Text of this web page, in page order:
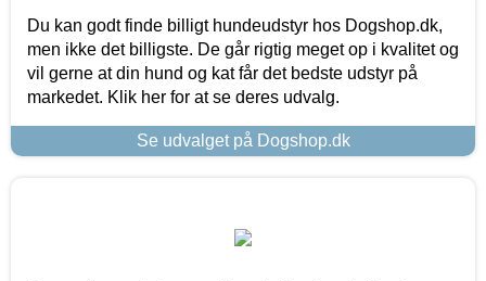
Du kan godt finde billigt hundeudstyr hos Dogshop.dk,
men ikke det billigste. De går rigtig meget op i kvalitet og
vil gerne at din hund og kat får det bedste udstyr på
markedet. Klik her for at se deres udvalg.
Se udvalget på Dogshop.dk